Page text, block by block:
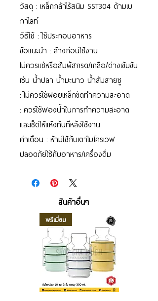
วัสดุ : เหล็กกล้าไร้สนิม SST304 ด้ามเบ
กาไลท์
วิธีใช้ : ใช้ประกอบอาหาร
ข้อแนะนำ : ล้างก่อนใช้งาน
ไม่ควรแช่หรือสัมผัสกรด/เกลือ/ด่างเข้มข้น
เช่น น้ำปลา น้ำมะนาว น้ำส้มสายชู
: ไม่ควรใช้ฝอยเหล็กขัดทำความสะอาด
: ควรใช้ฟองน้ำในการทำความสะอาด
และเช็ดให้แห้งทันทีหลังใช้งาน
คำเตือน : ห้ามใช้กับเตาไมโครเวฟ
ปลอดภัยใช้กับอาหาร/เครื่องดื่ม
สินค้าอื่นๆ
พรีเมี่ยม